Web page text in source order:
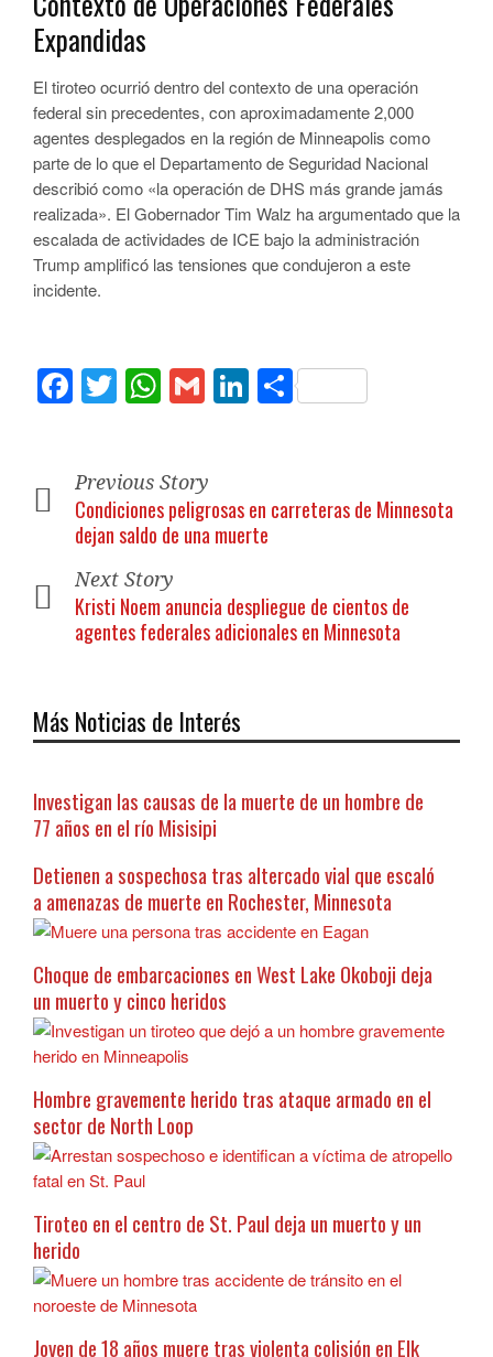
Expandidas
El tiroteo ocurrió dentro del contexto de una operación
federal sin precedentes, con aproximadamente 2,000
agentes desplegados en la región de Minneapolis como
parte de lo que el Departamento de Seguridad Nacional
describió como «la operación de DHS más grande jamás
realizada». El Gobernador Tim Walz ha argumentado que la
escalada de actividades de ICE bajo la administración
Trump amplificó las tensiones que condujeron a este
incidente.
Facebook
TwitterWhatsApp
GmailLinkedIn
Compartir
Previous Story
Condiciones peligrosas en carreteras de Minnesota
dejan saldo de una muerte
Next Story
Kristi Noem anuncia despliegue de cientos de
agentes federales adicionales en Minnesota
Más Noticias de Interés
Investigan las causas de la muerte de un hombre de
77 años en el río Misisipi
Detienen a sospechosa tras altercado vial que escaló
a amenazas de muerte en Rochester, Minnesota
Choque de embarcaciones en West Lake Okoboji deja
un muerto y cinco heridos
Hombre gravemente herido tras ataque armado en el
sector de North Loop
Tiroteo en el centro de St. Paul deja un muerto y un
herido
Joven de 18 años muere tras violenta colisión en Elk